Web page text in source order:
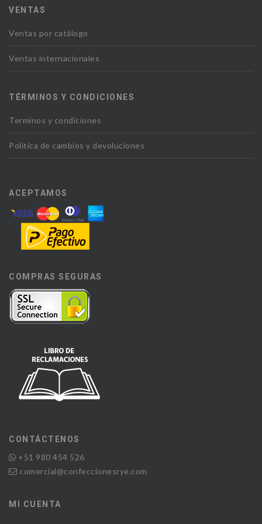
VENTAS
Ventas por catálogo
Ventas internacionales
TÉRMINOS Y CONDICIONES
Terminos y condiciones
Política de cambios y devoluciones
ACEPTAMOS
COMPRAS SEGURAS
CONTÁCTENOS
+51 980 454 526
comercial@confeccionesrye.com
MI CUENTA